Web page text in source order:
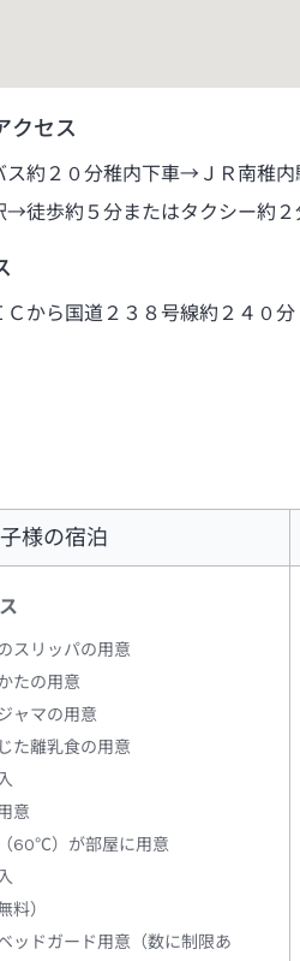
クセス
約２０分稚内下車→ＪＲ南稚
→徒歩約５分またはタクシー約２
から国道２３８号線約２４０分
様の宿泊
スリッパの用意
たの用意
ャマの用意
た離乳食の用意
意
60℃）が部屋に用意
料）
ッドガード用意（数に制限あ